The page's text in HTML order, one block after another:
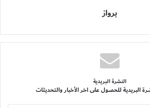
برواز
النشرة البريدية
البريدية للحصول على اخر الأخبار والتحديثات